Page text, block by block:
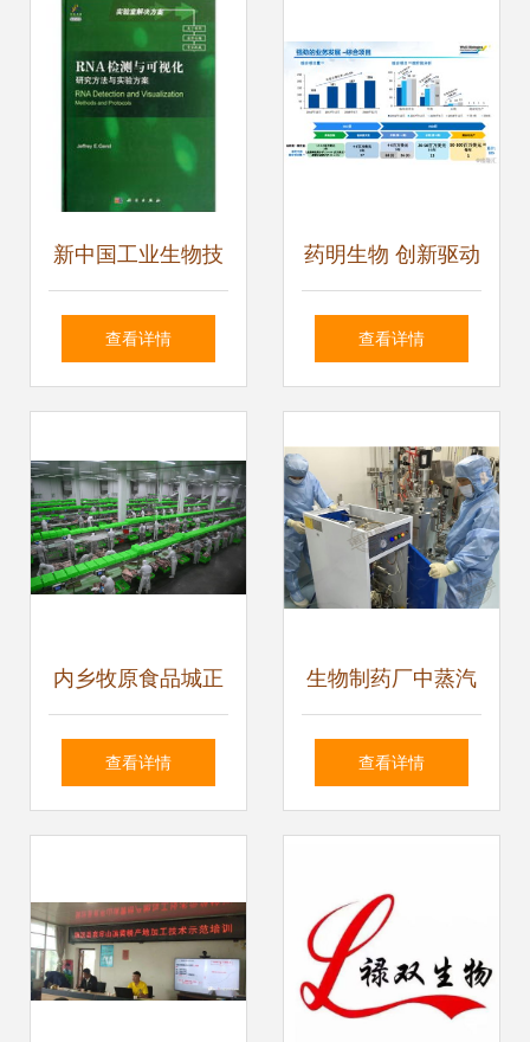
来 发探索
新中国工业生物技
术发展史略
查看详情
药明生物 创新驱动
业绩腾飞新篇章
查看详情
内乡牧原食品城正
式投入运行 一期投
猪，推动生物技术
查看详情
生物制药厂中蒸汽
辅助川贝枇杷膏生
路径
查看详情